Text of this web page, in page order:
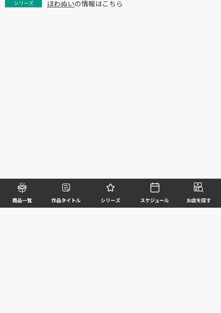
商品一覧 作品タイトル シリーズ スケジュール お店を探す
シリーズ ほわぬいの情報はこちら